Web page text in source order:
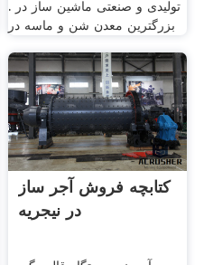
تولیدی و صنعتی ماشین ساز در .
بزرگترین معدن شن و ماسه در
کتابچه فروش آجر ساز
در نیجریه